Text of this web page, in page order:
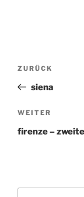
Vorheriger
Beitrag
ZURÜCK
siena
Nächster
Beitrag
WEITER
firenze –